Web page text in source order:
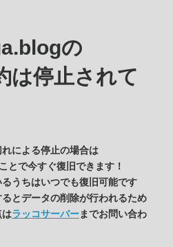
の
は停止されて
による停止の場合は
とで今すぐ復旧できます！
うちはいつでも復旧可能です
とデータの削除が行われるため
はラッコサーバーまでお問い合わ